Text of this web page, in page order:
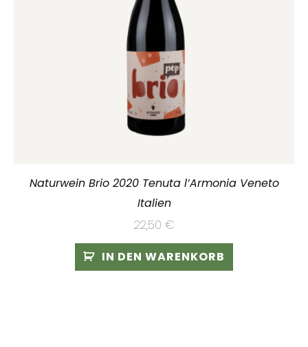
Naturwein Brio 2020 Tenuta l’Armonia Veneto
Italien
22,50 €
IN DEN WARENKORB